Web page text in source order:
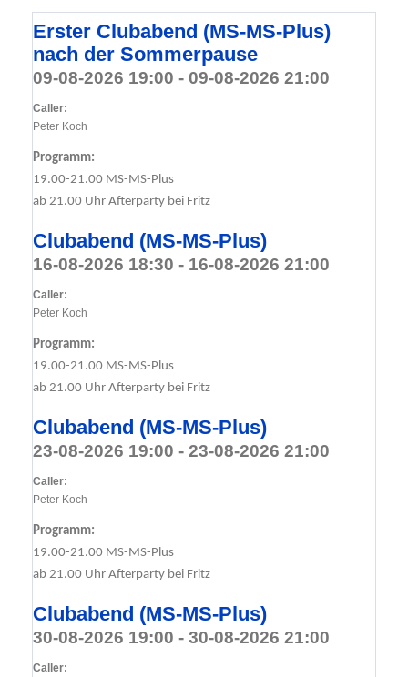
Erster Clubabend (MS-MS-Plus)
nach der Sommerpause
09-08-2026 19:00 - 09-08-2026 21:00
Caller:
Peter Koch
Programm:
19.00-21.00 MS-MS-Plus
ab 21.00 Uhr Afterparty bei Fritz
Clubabend (MS-MS-Plus)
16-08-2026 18:30 - 16-08-2026 21:00
Caller:
Peter Koch
Programm:
19.00-21.00 MS-MS-Plus
ab 21.00 Uhr Afterparty bei Fritz
Clubabend (MS-MS-Plus)
23-08-2026 19:00 - 23-08-2026 21:00
Caller:
Peter Koch
Programm:
19.00-21.00 MS-MS-Plus
ab 21.00 Uhr Afterparty bei Fritz
Clubabend (MS-MS-Plus)
30-08-2026 19:00 - 30-08-2026 21:00
Caller: